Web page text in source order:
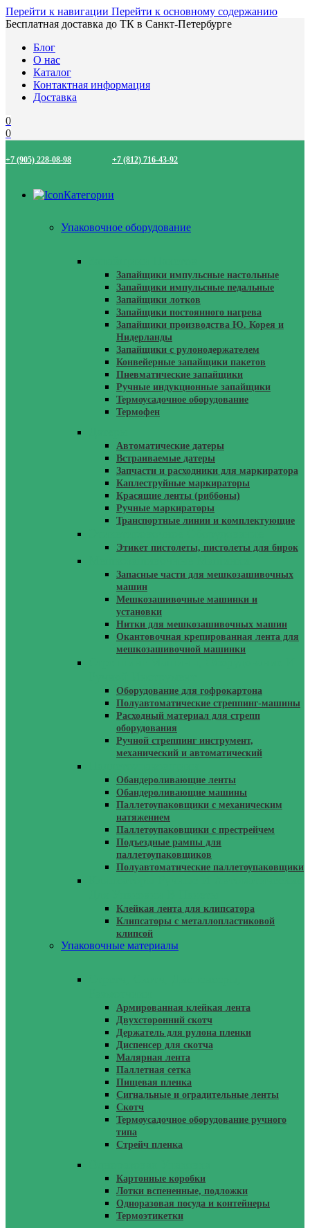
Перейти к навигации Перейти к основному содержанию
Бесплатная доставка до ТК в Санкт-Петербурге
Блог
О нас
Каталог
Контактная информация
Доставка
0
0
+7 (905) 228-08-98 +7 (812) 716-43-92
Категории
Упаковочное оборудование
Запайщики импульсные настольные
Запайщики импульсные педальные
Запайщики лотков
Запайщики постоянного нагрева
Запайщики производства Ю. Корея и
Нидерланды
Запайщики с рулонодержателем
Конвейерные запайщики пакетов
Пневматические запайщики
Ручные индукционные запайщики
Термоусадочное оборудование
Термофен
Автоматические датеры
Встраиваемые датеры
Запчасти и расходники для маркиратора
Каплеструйные маркираторы
Красящие ленты (риббоны)
Ручные маркираторы
Транспортные линии и комплектующие
Этикет пистолеты, пистолеты для бирок
Запасные части для мешкозашивочных
машин
Мешкозашивочные машинки и
установки
Нитки для мешкозашивочных машин
Окантовочная крепированная лента для
мешкозашивочной машинки
Оборудование для гофрокартона
Полуавтоматические стреппинг-машины
Расходный материал для стрепп
оборудования
Ручной стреппинг инструмент,
механический и автоматический
Обандероливающие ленты
Обандероливающие машины
Паллетоупаковщики с механическим
натяжением
Паллетоупаковщики с престрейчем
Подъездные рампы для
паллетоупаковщиков
Полуавтоматические паллетоупаковщики
Клейкая лента для клипсатора
Клипсаторы с металлопластиковой
клипсой
Упаковочные материалы
Армированная клейкая лента
Двухсторонний скотч
Держатель для рулона пленки
Диспенсер для скотча
Малярная лента
Паллетная сетка
Пищевая пленка
Сигнальные и оградительные ленты
Скотч
Термоусадочное оборудование ручного
типа
Стрейч пленка
Картонные коробки
Лотки вспененные, подложки
Одноразовая посуда и контейнеры
Термоэтикетки